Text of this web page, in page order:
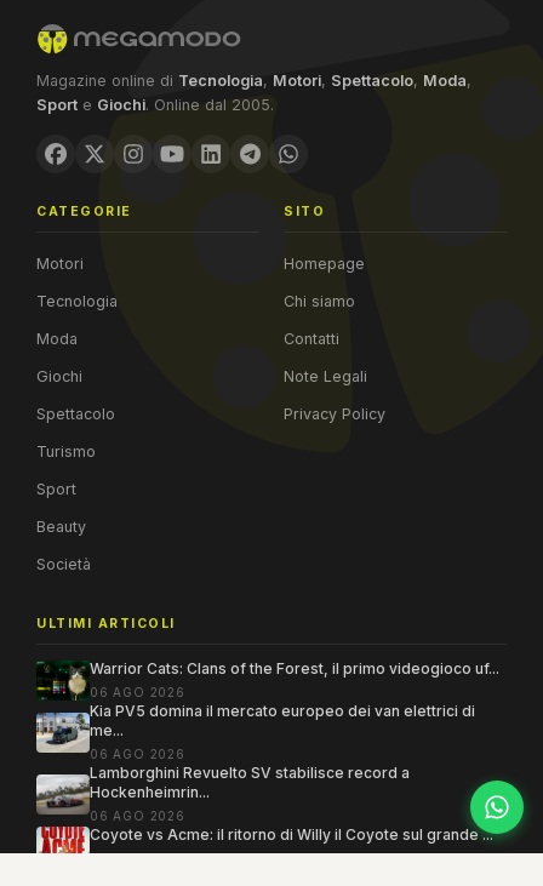
Magazine online di Tecnologia, Motori, Spettacolo, Moda,
Sport e Giochi. Online dal 2005.
CATEGORIE
Motori
Tecnologia
Moda
Giochi
Spettacolo
Turismo
Sport
Beauty
Società
SITO
Homepage
Chi siamo
Contatti
Note Legali
Privacy Policy
ULTIMI ARTICOLI
Warrior Cats: Clans of the Forest, il primo videogioco uf...
06 AGO 2026
Kia PV5 domina il mercato europeo dei van elettrici di
me...
06 AGO 2026
Lamborghini Revuelto SV stabilisce record a
Hockenheimrin...
06 AGO 2026
Coyote vs Acme: il ritorno di Willy il Coyote sul grande ...
06 AGO 2026